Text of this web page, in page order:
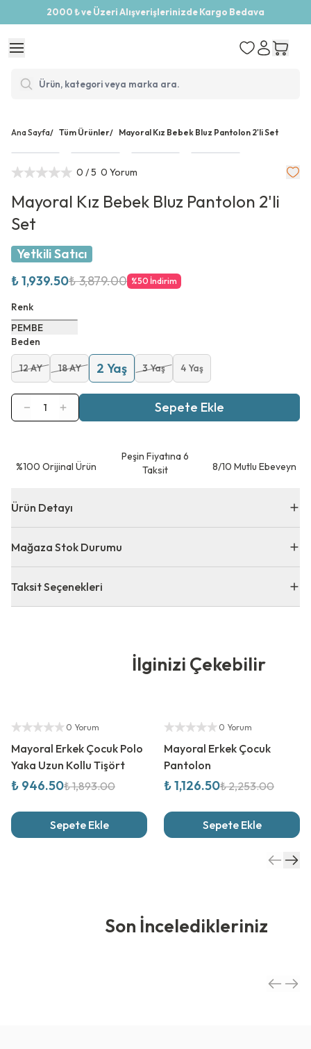
2000 ₺ ve Üzeri Alışverişlerinizde Kargo Bedava
Ana Sayfa/ Tüm Ürünler/ Mayoral Kız Bebek Bluz Pantolon 2'li Set
0 / 5 0 Yorum
Mayoral Kız Bebek Bluz Pantolon 2'li
Set
Yetkili Satıcı
₺ 1,939.50₺ 3,879.00 %50 İndirim
Renk
PEMBE
Beden
12 AY 18 AY 2 Yaş 3 Yaş 4 Yaş
1 Sepete Ekle
⁠%100 Orijinal Ürün
Peşin Fiyatına 6
Taksit
8/10 Mutlu Ebeveyn
Ürün Detayı
Mağaza Stok Durumu
Taksit Seçenekleri
İlginizi Çekebilir
Yetkili Satıcı
0 Yorum
Mayoral Erkek Çocuk Polo
Yaka Uzun Kollu Tişört
₺ 946.50₺ 1,893.00
Sepete Ekle
Yetkili Satıcı
0 Yorum
Mayoral Erkek Çocuk
Pantolon
₺ 1,126.50₺ 2,253.00
Sepete Ekle
Son İnceledikleriniz